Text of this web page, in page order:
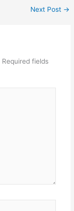
Next Post →
Required fields